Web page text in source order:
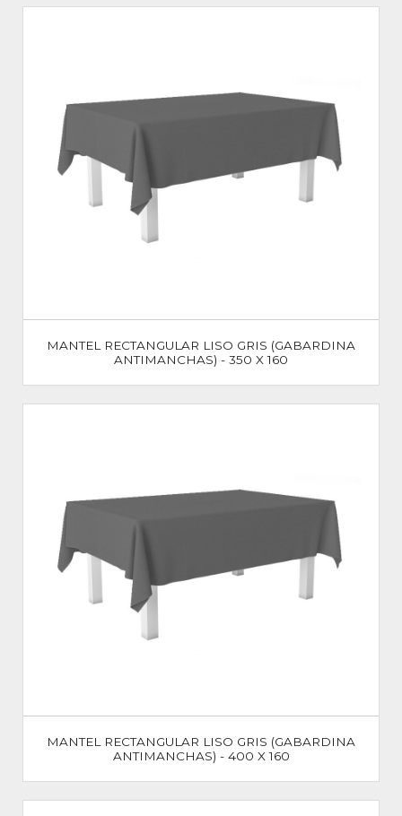
MANTEL RECTANGULAR LISO GRIS (GABARDINA
ANTIMANCHAS) - 350 X 160
MANTEL RECTANGULAR LISO GRIS (GABARDINA
ANTIMANCHAS) - 400 X 160